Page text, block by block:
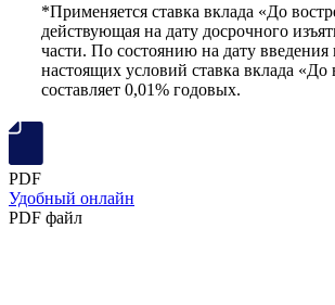
*Применяется ставка вклада «До
действующая на дату досрочного
части. По состоянию на дату введения
настоящих условий ставка вклада «До
составляет 0,01% годовых.
PDF
Удобный онлайн
PDF файл